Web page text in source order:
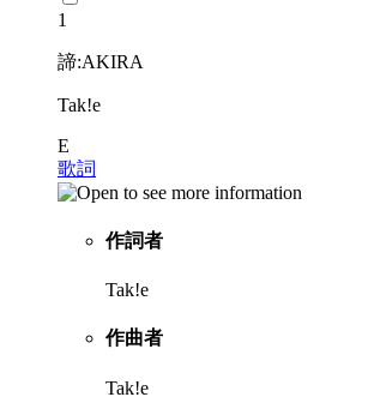
1
諦:AKIRA
Tak!e
E
歌詞
作詞者
Tak!e
作曲者
Tak!e